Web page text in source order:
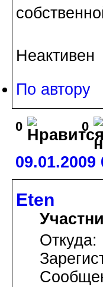
Неактивен
По автору
0 0
09.01.2009
Eten
Откуда: